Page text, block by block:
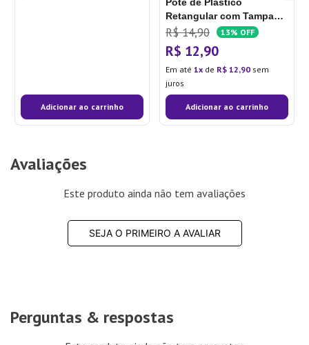
Adicionar ao carrinho
Retangular com Tampa
3,5l Transparente - Prime
R$ 14,90 13% OFF
R$ 12,90
Em até 1 de R$ 12,90 sem
juros
Adicionar ao carrinho
Avaliações
Este produto ainda não tem avaliações
SEJA O PRIMEIRO A AVALIAR
Perguntas & respostas